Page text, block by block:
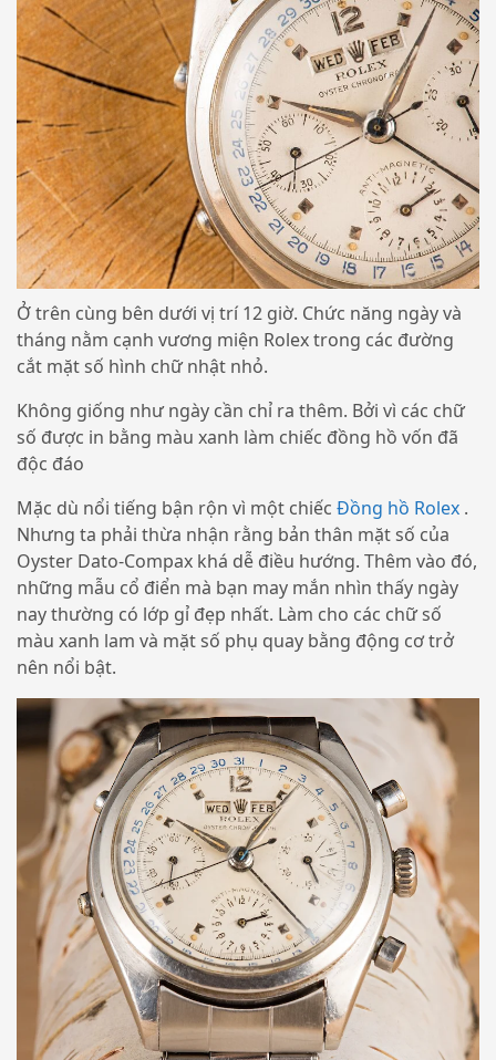
Ở trên cùng bên dưới vị trí 12 giờ. Chức năng ngày và
tháng nằm cạnh vương miện Rolex trong các đường
cắt mặt số hình chữ nhật nhỏ.
Không giống như ngày cần chỉ ra thêm. Bởi vì các chữ
số được in bằng màu xanh làm chiếc đồng hồ vốn đã
độc đáo
Mặc dù nổi tiếng bận rộn vì một chiếc Đồng hồ Rolex .
Nhưng ta phải thừa nhận rằng bản thân mặt số của
Oyster Dato-Compax khá dễ điều hướng. Thêm vào đó,
những mẫu cổ điển mà bạn may mắn nhìn thấy ngày
nay thường có lớp gỉ đẹp nhất. Làm cho các chữ số
màu xanh lam và mặt số phụ quay bằng động cơ trở
nên nổi bật.